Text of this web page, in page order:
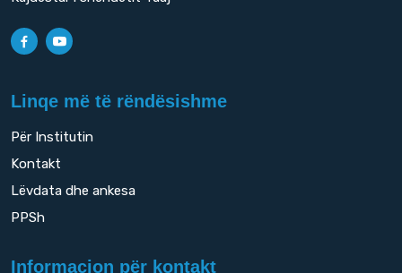
Linqe më të rëndësishme
Për Institutin
Kontakt
Lëvdata dhe ankesa
PPSh
Informacion për kontakt